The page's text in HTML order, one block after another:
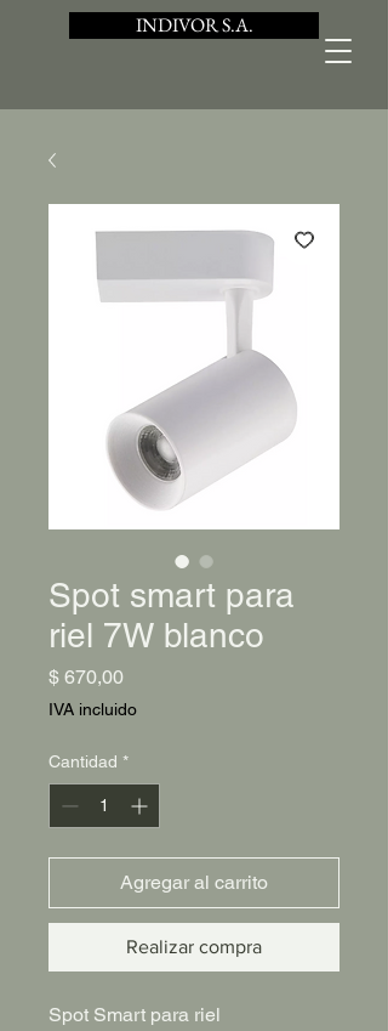
INDIVOR S.A.
Spot smart para
riel 7W blanco
$ 670,00Precio
IVA incluido
Cantidad *
Agregar al carrito
Realizar compra
Spot Smart para riel